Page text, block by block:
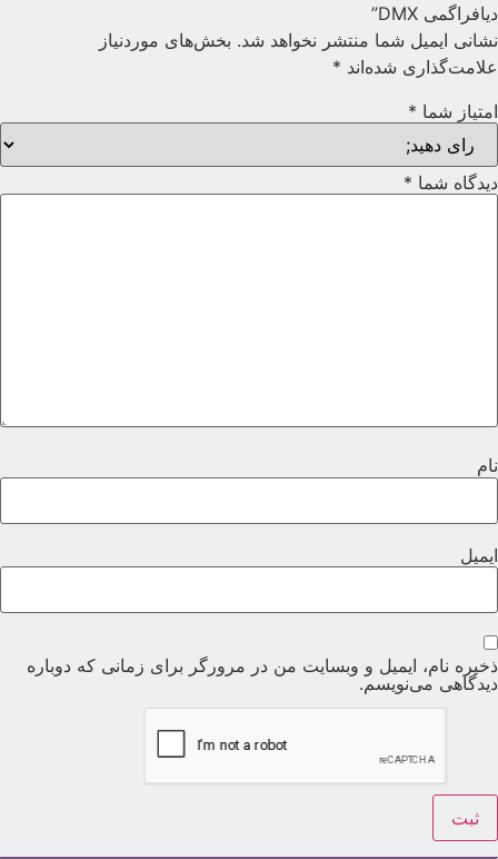
دیافراگمی DMX”
نشانی ایمیل شما منتشر نخواهد شد. بخش‌های موردنیاز
علامت‌گذاری شده‌اند *
امتیاز شما *
دیدگاه شما *
نام
ایمیل
ذخیره نام، ایمیل و وبسایت من در مرورگر برای زمانی که دوباره
دیدگاهی می‌نویسم.